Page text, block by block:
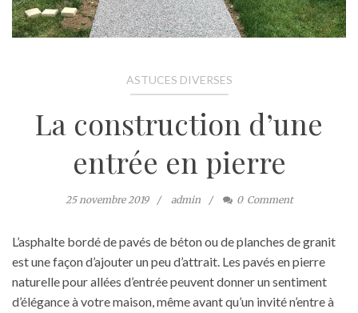
ASTUCES DIVERSES
La construction d’une
entrée en pierre
25 novembre 2019 admin 0 Comment
L’asphalte bordé de pavés de béton ou de planches de granit
est une façon d’ajouter un peu d’attrait. Les pavés en pierre
naturelle pour allées d’entrée peuvent donner un sentiment
d’élégance à votre maison, même avant qu’un invité n’entre à